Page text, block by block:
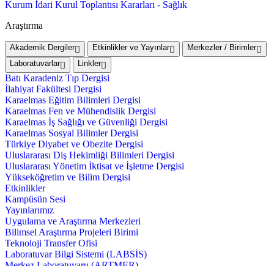
Kurum İdari Kurul Toplantısı Kararları - Sağlık
Araştırma
Akademik Dergiler Etkinlikler ve Yayınlar
Merkezler / Birimler
Laboratuvarlar
Linkler
Batı Karadeniz Tıp Dergisi
İlahiyat Fakültesi Dergisi
Karaelmas Eğitim Bilimleri Dergisi
Karaelmas Fen ve Mühendislik Dergisi
Karaelmas İş Sağlığı ve Güvenliği Dergisi
Karaelmas Sosyal Bilimler Dergisi
Türkiye Diyabet ve Obezite Dergisi
Uluslararası Diş Hekimliği Bilimleri Dergisi
Uluslararası Yönetim İktisat ve İşletme Dergisi
Yükseköğretim ve Bilim Dergisi
Etkinlikler
Kampüsün Sesi
Yayınlarımız
Uygulama ve Araştırma Merkezleri
Bilimsel Araştırma Projeleri Birimi
Teknoloji Transfer Ofisi
Laboratuvar Bilgi Sistemi (LABSİS)